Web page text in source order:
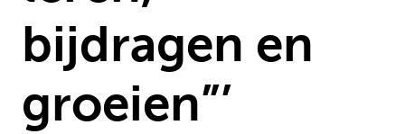
bijdragen en
groeien”’